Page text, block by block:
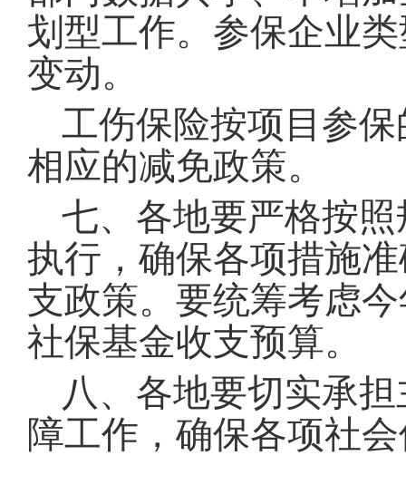
划型工作。参保企业
变动。
工伤保险按项目参
相应的减免政策。
七、各地要严格按
执行，确保各项措施
支政策。要统筹考虑
社保基金收支预算。
八、各地要切实承
障工作，确保各项社